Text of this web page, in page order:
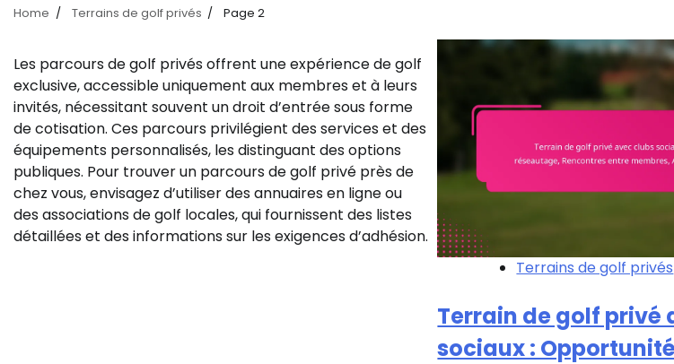
Home Terrains de golf privés Page 2
Les parcours de golf privés offrent une expérience de golf
exclusive, accessible uniquement aux membres et à leurs
invités, nécessitant souvent un droit d’entrée sous forme
de cotisation. Ces parcours privilégient des services et des
équipements personnalisés, les distinguant des options
publiques. Pour trouver un parcours de golf privé près de
chez vous, envisagez d’utiliser des annuaires en ligne ou
des associations de golf locales, qui fournissent des listes
détaillées et des informations sur les exigences d’adhésion.
Terrains de golf privés
Terrain de golf privé
sociaux :